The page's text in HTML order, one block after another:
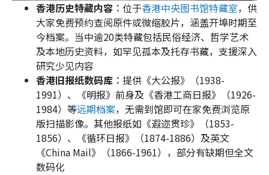
香港历史特藏内容︰ 位于香港中央图书馆特藏室，供
大家免费预约查阅原件或微缩胶片，涵盖开埠时期至
今档案。当中逾20类特藏包括民俗经济、哲学艺术
及本地历史资料，如罕见孤本及托存书藏，支援深入
研究少见内容
香港旧报纸数码库︰ 提供《大公报》（1938-
1991）、《明报》前身及《香港工商日报》（1926-
1984）等远期档案，无需到馆即可在家免费浏览原
版扫描影像。其他报纸如《遐迩贯珍》（1853-
1856）、《循环日报》（1874-1886）及英文
《China Mail》（1866-1961），部分有缺期但全文
数码化